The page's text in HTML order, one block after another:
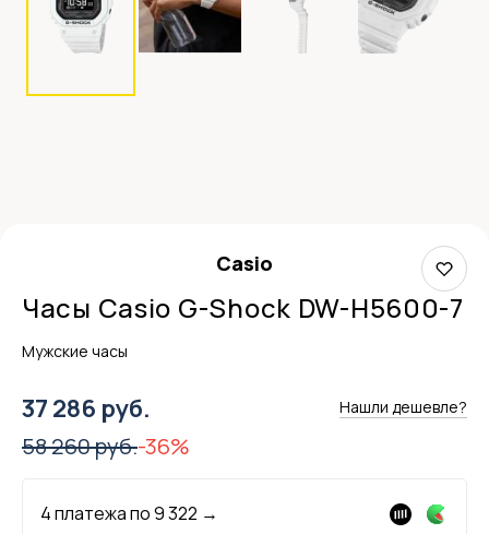
Casio
Часы Casio G-Shock DW-H5600-7
Мужские часы
37 286 руб. Нашли дешевле?
58 260 руб.-36%
4 платежа по9 322 →